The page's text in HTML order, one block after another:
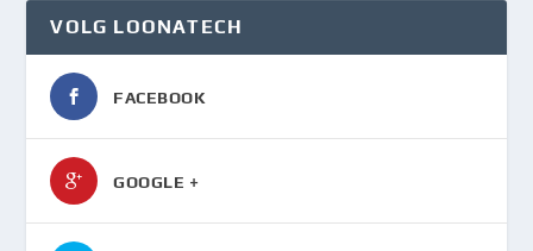
VOLG LOONATECH
FACEBOOK
GOOGLE +